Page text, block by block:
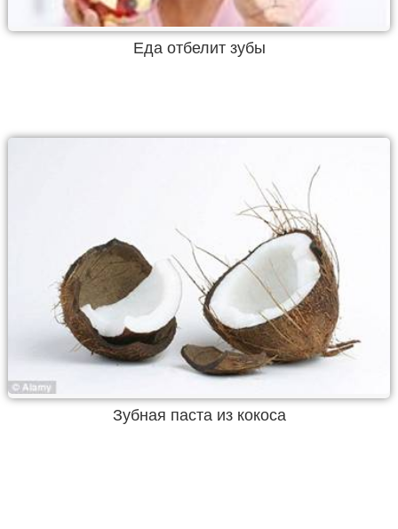
Еда отбелит зубы
Зубная паста из кокоса